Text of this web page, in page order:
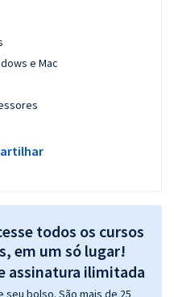
e Mac
todos os cursos
em um só lugar!
bolso. São mais de 25